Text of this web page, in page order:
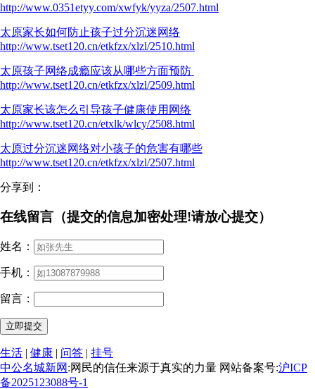
http://www.0351etyy.com/xwfyk/yyza/2507.html
太原家长如何防止孩子过分沉迷网络
http://www.tset120.cn/etkfzx/xlzl/2510.html
太原孩子网络成瘾应该从哪些方面预防
http://www.tset120.cn/etkfzx/xlzl/2509.html
太原家长该怎么引导孩子健康使用网络
http://www.tset120.cn/etxlk/wlcy/2508.html
太原过分沉迷网络对小孩子的危害有哪些
http://www.tset120.cn/etkfzx/xlzl/2507.html
分享到：
在线留言（提交的信息加密处理!请放心提交）
姓名：
手机：
留言：
生活 | 健康 | 问答 | 挂号
中公名城新网 :网民的信任来源于真实的力量 网站备案号:沪ICP
备2025123088号-1